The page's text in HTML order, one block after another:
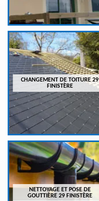
CHANGEMENT DE TOITURE 29
FINISTÈRE
NETTOYAGE ET POSE DE
GOUTTIÈRE 29 FINISTÈRE